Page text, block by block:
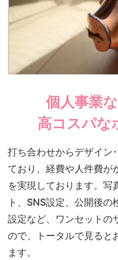
個人事業
高コスパな
打ち合わせからデザイン
ており、経費や人件費が
を実現しております。写
ト、SNS設定、公開後
設定など、ワンセットの
ので、トータルで見ると
ます。